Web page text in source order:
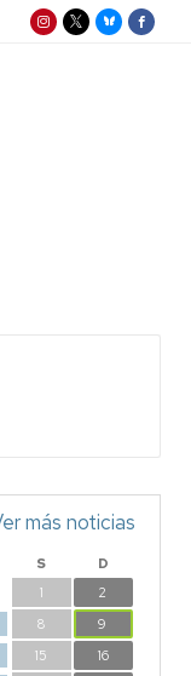
S
D
1
2
8
9
15
16
más noticias